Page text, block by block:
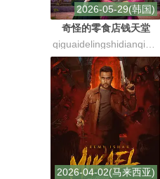
2026-05-29(韩国)
奇怪的零食店钱天堂
2026-04-02(马来西亚)